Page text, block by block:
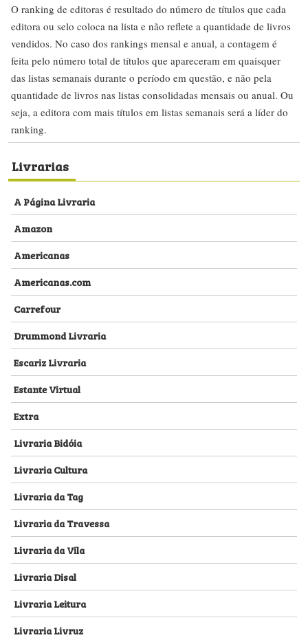
O ranking de editoras é resultado do número de títulos que cada
editora ou selo coloca na lista e não reflete a quantidade de livros
vendidos. No caso dos rankings mensal e anual, a contagem é
feita pelo número total de títulos que apareceram em quaisquer
das listas semanais durante o período em questão, e não pela
quantidade de livros nas listas consolidadas mensais ou anual. Ou
seja, a editora com mais títulos em listas semanais será a líder do
ranking.
Livrarias
A Página Livraria
Amazon
Americanas
Americanas.com
Carrefour
Drummond Livraria
Escariz Livraria
Estante Virtual
Extra
Livraria Bidóia
Livraria Cultura
Livraria da Tag
Livraria da Travessa
Livraria da Vila
Livraria Disal
Livraria Leitura
Livraria Livruz